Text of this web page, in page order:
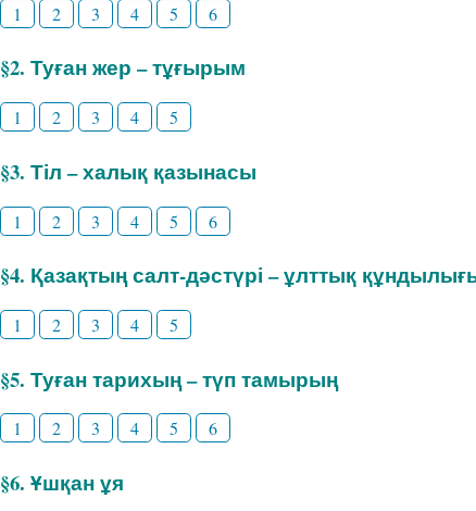
1 2 3 4 5 6
§2. Туған жер – тұғырым
1 2 3 4 5
§3. Тіл – халық қазынасы
1 2 3 4 5 6
§4. Қазақтың салт-дәстүрі – ұлттық
1 2 3 4 5
§5. Туған тарихың – түп тамырың
1 2 3 4 5 6
§6. Ұшқан ұя